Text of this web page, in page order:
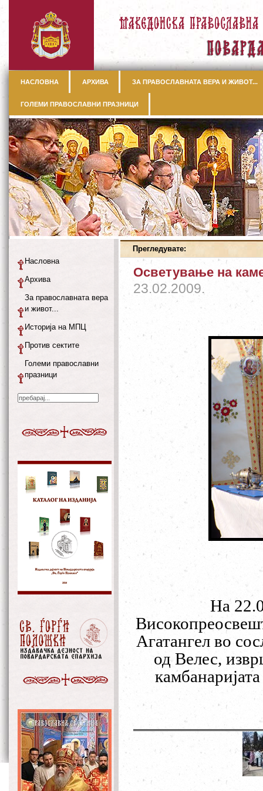
НАСЛОВНА АРХИВА ЗА ПРАВОСЛАВНАТА ВЕРА И ЖИВОТ...
ГОЛЕМИ ПРАВОСЛАВНИ ПРАЗНИЦИ
Прегледувате:
Осветување на
23.02.2009.
На 22
В
Агатангелво
од Велес,
Насловна
Архива
За православната вера
и живот...
Историја на МПЦ
Против сектите
Големи православни
празници